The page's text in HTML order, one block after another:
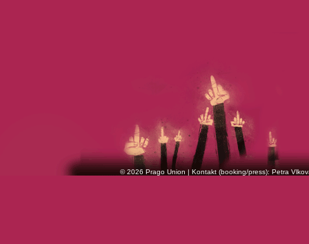
© 2026 Prago Union | Kontakt (booking/press): Petra